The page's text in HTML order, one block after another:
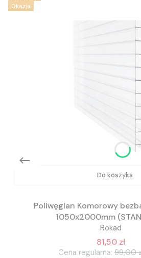
Okazja
Do koszyka
Poliwęglan Komorowy
1050x2000mm
Rokad
81,50 zł
Cena regularna: 99,00